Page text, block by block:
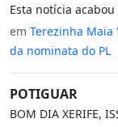
Esta notícia
em Terezinha Maia
da nominata do PL
POTIGUAR
BOM DIA XERIFE,